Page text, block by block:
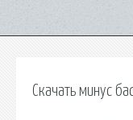
Скачать минус